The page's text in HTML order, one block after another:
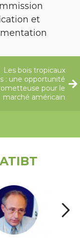
et
Les bois tropicaux
: une opportunité
pour le
marché américain